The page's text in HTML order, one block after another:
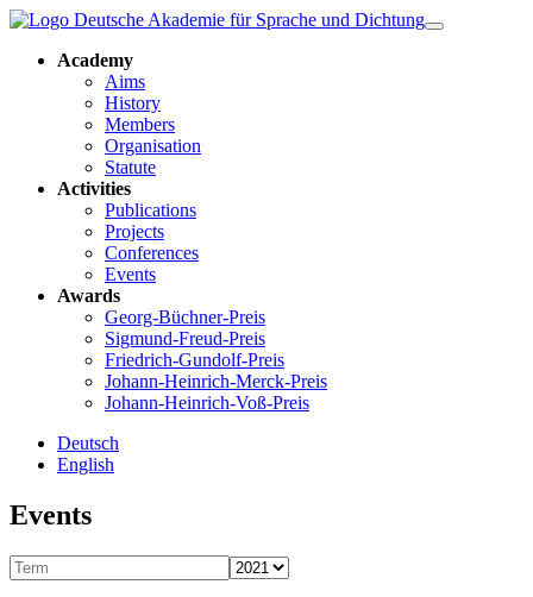
Academy
Aims
History
Members
Organisation
Statute
Activities
Publications
Projects
Conferences
Events
Awards
Georg-Büchner-Preis
Sigmund-Freud-Preis
Friedrich-Gundolf-Preis
Johann-Heinrich-Merck-Preis
Johann-Heinrich-Voß-Preis
Deutsch
English
Events